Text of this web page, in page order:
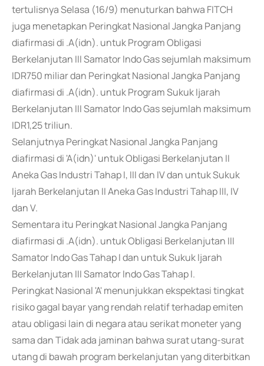
tertulisnya Selasa (16/9) menuturkan bahwa FITCH
juga menetapkan Peringkat Nasional Jangka Panjang
diafirmasi di .A(idn). untuk Program Obligasi
Berkelanjutan III Samator Indo Gas sejumlah maksimum
IDR750 miliar dan Peringkat Nasional Jangka Panjang
diafirmasi di .A(idn). untuk Program Sukuk Ijarah
Berkelanjutan III Samator Indo Gas sejumlah maksimum
IDR1,25 triliun.
Selanjutnya Peringkat Nasional Jangka Panjang
diafirmasi di 'A(idn)' untuk Obligasi Berkelanjutan II
Aneka Gas Industri Tahap I, III dan IV dan untuk Sukuk
Ijarah Berkelanjutan II Aneka Gas Industri Tahap III, IV
dan V.
Sementara itu Peringkat Nasional Jangka Panjang
diafirmasi di .A(idn). untuk Obligasi Berkelanjutan III
Samator Indo Gas Tahap I dan untuk Sukuk Ijarah
Berkelanjutan III Samator Indo Gas Tahap I.
Peringkat Nasional 'A' menunjukkan ekspektasi tingkat
risiko gagal bayar yang rendah relatif terhadap emiten
atau obligasi lain di negara atau serikat moneter yang
sama dan Tidak ada jaminan bahwa surat utang-surat
utang di bawah program berkelanjutan yang diterbitkan